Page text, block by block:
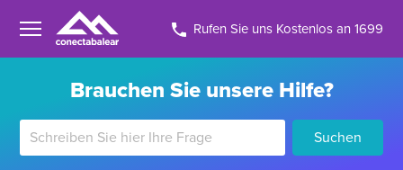
Rufen Sie uns Kostenlos an 1699
Brauchen Sie unsere Hilfe?
Suchen